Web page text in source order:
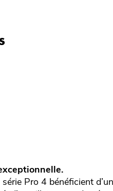
Pro 4 bénéficient